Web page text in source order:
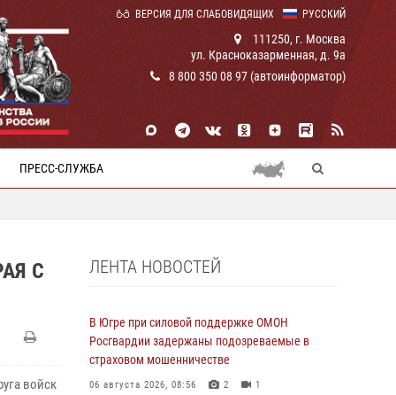
РУССКИЙ
ВЕРСИЯ ДЛЯ СЛАБОВИДЯЩИХ
111250, г. Москва
ул. Красноказарменная, д. 9а
8 800 350 08 97 (автоинформатор)
ПРЕСС-СЛУЖБА
С
войск
ЛЕНТА НОВОСТЕЙ
В Югре при силовой поддержке ОМОН
Росгвардии задержаны подозреваемые в
страховом мошенничестве
06 августа 2026, 08:56 2 1